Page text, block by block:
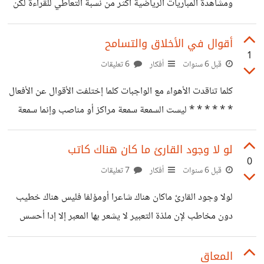
يعد يعني الكثير بالنسبة إليه
ومشاهدة المباريات الرياضية اكثر من نسبة التعاطي للقراءة لكن
حتى درجة إلاقبال على القراءة تتفاوت حسب نوعية القراءة
فمثلا الميول لقراءة الروايات والقصص أكثر من الميول لقراءة
الكتب الثقافية وإلاقبال على قراءة الكتب الثقافية أكثر من
فئات من الناس كل فئة منهم لها ذوقها وميولها الأولى تميل إلى
الموسيقى والرياضة وهي التي تشكل الأكثرية ثم تأتي بعدها
الثانية التي هي أقل
1
أقوال في الأخلاق والتسامح
قبل 6 سنوات أفكار
كلما تناقدت الأهواء مع الواجبات كلما إختلفت الأقوال عن الأفعال
* * * * * * ليست السمعة سمعة مراكز أو مناصب وإنما سمعة
أخلاق عالية تكسبك إحترام حقيقي من قبل الجميع * * * * * *
خداع الناس يحتاج فقط إلى ضمائر ميتة وأخلاق منعدمة
وسيكون هو أسهل شيئ يتعلمه إلانسان ويمارسه * * * * * *
والنزاهة * * * * * * لو
0
لو لا وجود القارئ ما كان هناك كاتب
قبل 6 سنوات أفكار
لولا وجود القارئ ماكان هناك شاعرا أومؤلفا فليس هناك خطيب
دون مخاطب لإن ملذة التعبير لا يشعر بها المعبر إلا إدا أحسس
رفيقه بملذة كلامه وأظهر له إعجابه بما سمع منه فليس هناك من
يكتب لنفسه لأن كل منا يعرف ما يوجد بداخله كل المعرفة
المعاق